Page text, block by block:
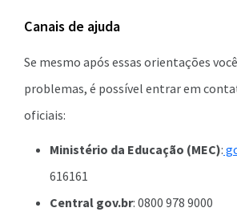
Canais de ajuda
Se mesmo após essas orientações
problemas, é possível entrar em
oficiais:
Ministério da Educação (MEC):
616161
Central gov.br: 0800 978 9000